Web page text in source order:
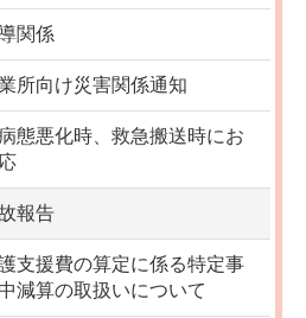
関係
所向け災害関係通知
態悪化時、救急搬送時にお
報告
支援費の算定に係る特定事
減算の取扱いについて